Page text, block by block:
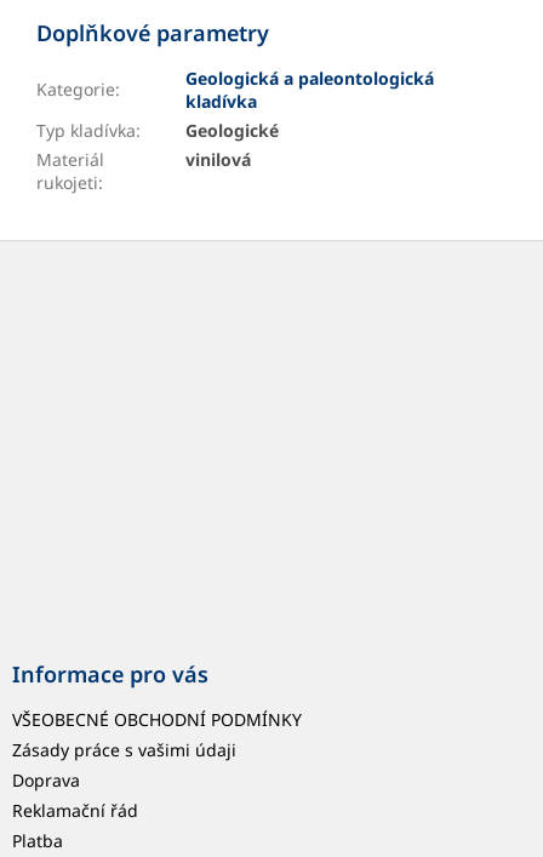
Doplňkové parametry
Kategorie:
Geologická a paleontologická
kladívka
Typ kladívka:
Geologické
Materiál
rukojeti:
vinilová
Z
Informace pro vás
VŠEOBECNÉ OBCHODNÍ PODMÍNKY
Zásady práce s vašimi údaji
Doprava
Reklamační řád
Platba